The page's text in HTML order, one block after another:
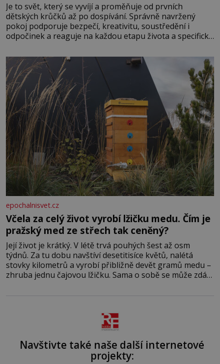
Je to svět, který se vyvíjí a proměňuje od prvních
dětských krůčků až po dospívání. Správně navržený
pokoj podporuje bezpečí, kreativitu, soustředění i
odpočinek a reaguje na každou etapu života a specifické
měkkost a bezpečí, proto by pokoj miminka měl působit
především klidně a útulně. Předškolní věk je
epochalnisvet.cz
Včela za celý život vyrobí lžičku medu. Čím je
pražský med ze střech tak ceněný?
Její život je krátký. V létě trvá pouhých šest až osm
týdnů. Za tu dobu navštíví desetitisíce květů, nalétá
stovky kilometrů a vyrobí přibližně devět gramů medu –
zhruba jednu čajovou lžičku. Sama o sobě se může zdát
Navštivte také naše další internetové
projekty: